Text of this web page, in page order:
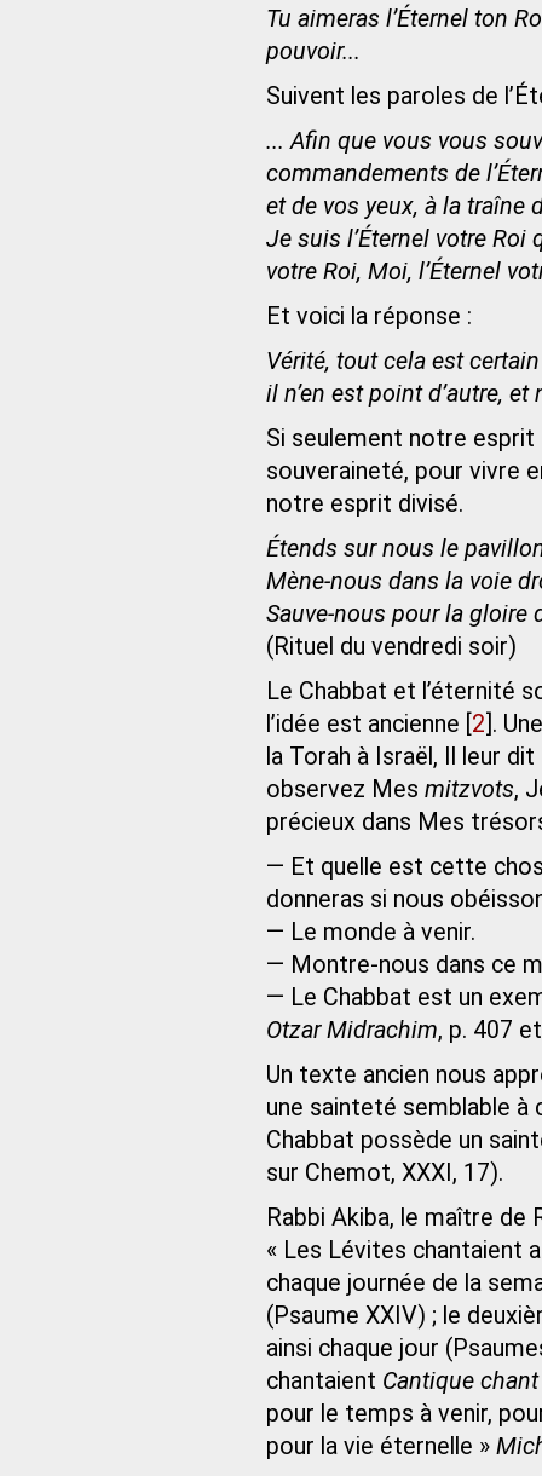
Tu aimeras l’Éternel ton
pouvoir...
Suivent les paroles de
... Afin que vous vous
commandements de
et de vos yeux, à la traîne
Je suis l’Éternel votre Roi
votre Roi, Moi, l’Éternel
Et voici la réponse :
Vérité, tout cela est
il n’en est point d’autre,
Si seulement notre
souveraineté, pour vivre
notre esprit divisé.
Étends sur nous le
Mène-nous dans la voie
Sauve-nous pour la gloire
(Rituel du vendredi soir)
Le Chabbat et l’éternité
l’idée est ancienne 2 .
la Torah à Israël, Il leur
observez Mes mitzvots,
précieux dans Mes
— Et quelle est cette
donneras si nous
— Le monde à venir.
— Montre-nous dans ce
— Le Chabbat est un
Otzar Midrachim, p. 407
Un texte ancien nous
une sainteté semblable à
Chabbat possède un
sur Chemot, XXXI, 17).
Rabbi Akiba, le maître de
« Les Lévites chantaient
chaque journée de la
(Psaume XXIV) ; le
ainsi chaque jour
chantaient Cantique
pour le temps à venir,
pour la vie éternelle »